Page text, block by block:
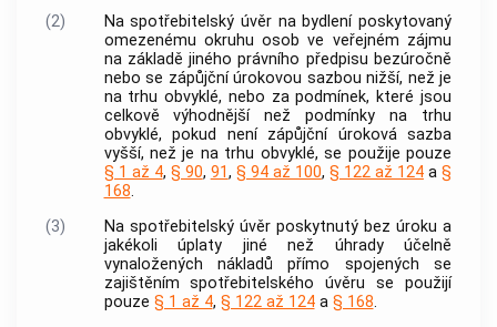
(2) Naspotřebitelský úvěrna bydlení poskytovaný
omezenému okruhu osob ve veřejném zájmu
na základě jiného právního předpisu bezúročně
nebo se zápůjční úrokovou sazbou nižší, než je
na trhu obvyklé, nebo za podmínek, které jsou
celkově výhodnější než podmínky na trhu
obvyklé, pokud není zápůjční úroková sazba
vyšší, než je na trhu obvyklé, se použije pouze
§ 1 až 4, § 90, 91, § 94 až 100, § 122 až 124a §
168.
(3)
Na spotřebitelský úvěrposkytnutý bez úroku a
jakékoli úplaty jiné než úhrady účelně
vynaložených nákladů přímo spojených se
zajištěnímspotřebitelského úvěru se použijí
pouze § 1 až 4, § 122 až 124a § 168.